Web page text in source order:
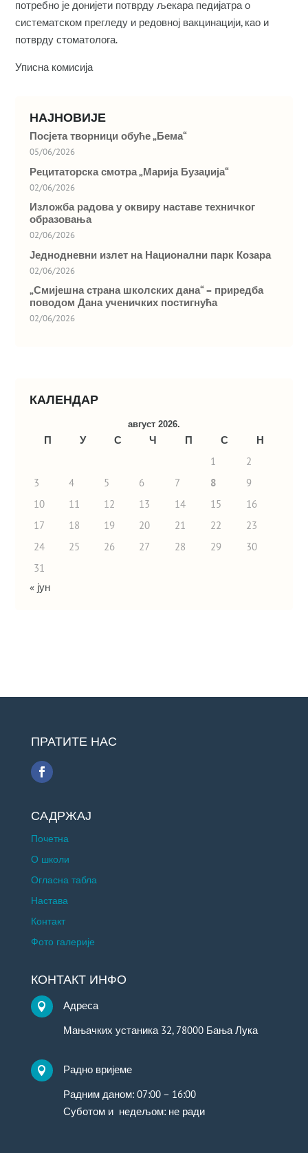
потребно је донијети потврду љекара педијатра о
систематском прегледу и редовној вакцинацији, као и
потврду стоматолога.
Уписна комисија
НАЈНОВИЈЕ
Посјета творници обуће „Бема“
05/06/2026
Рецитаторска смотра „Марија Бузаџија“
02/06/2026
Изложба радова у оквиру наставе техничког
образовања
02/06/2026
Једнодневни излет на Национални парк Козара
02/06/2026
„Смијешна страна школских дана“ – приредба
поводом Дана ученичких постигнућа
02/06/2026
КАЛЕНДАР
август 2026.
П У С Ч П С
Н
1
2
3
4 5 6 7 8
9
10
11 12 13 14 15
16
17
18 19 20 21 22
23
24
25 26 27 28 29
30
31
« јун
ПРАТИТЕ НАС
САДРЖАЈ
Почетна
О школи
Огласна табла
Настава
Контакт
Фото галерије
КОНТАКТ ИНФО
 Адреса
Мањачких устаника 32, 78000 Бања Лука
 Радно вријеме
Радним даном: 07:00 – 16:00
Суботом и недељом: не ради